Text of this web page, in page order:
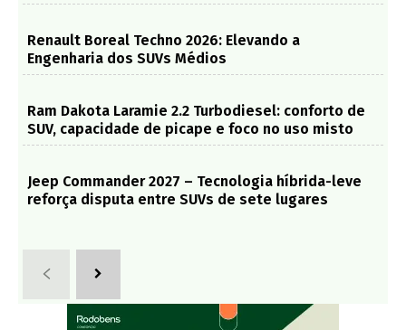
Renault Boreal Techno 2026: Elevando a
Engenharia dos SUVs Médios
Ram Dakota Laramie 2.2 Turbodiesel: conforto de
SUV, capacidade de picape e foco no uso misto
Jeep Commander 2027 – Tecnologia híbrida-leve
reforça disputa entre SUVs de sete lugares